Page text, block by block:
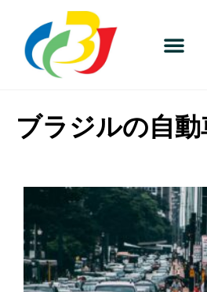
ブラジルの自